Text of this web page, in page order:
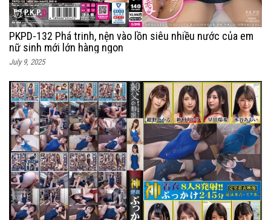
PKPD-132 Phá trinh, nện vào lồn siêu nhiều nước của em
nữ sinh mới lớn hàng ngon
July 9, 2025